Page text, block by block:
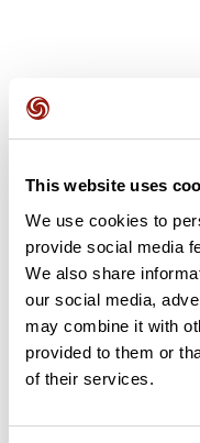
This website uses
We use cookies to
provide social media
We also share
our social media,
may combine it with
provided to them or
of their services.
Avis des utilisateurs
Soyez le